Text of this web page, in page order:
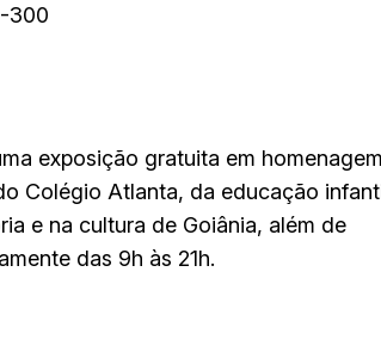
300
exposição gratuita em
Colégio Atlanta, da educação
e na cultura de Goiânia, além de
das 9h às 21h.